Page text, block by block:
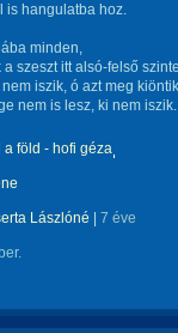
is hangulatba hoz.
minden,
a szeszt itt alsó-felső
iszik, ó azt meg
nem is lesz, ki nem iszik.
a föld - hofi géza
Lászlóné 7 éve